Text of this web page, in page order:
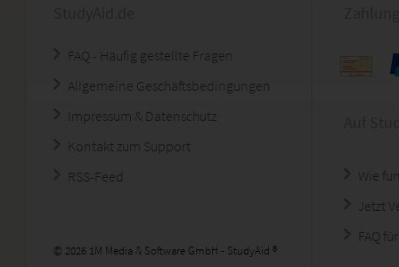
FAQ - Häufig gestellte Fragen
Allgemeine Geschäftsbedingungen
Impressum & Datenschutz
Kontakt zum Support
RSS-Feed
© 2026 1M Media & Software GmbH - StudyAid ®
Wie
Jetzt
FAQ